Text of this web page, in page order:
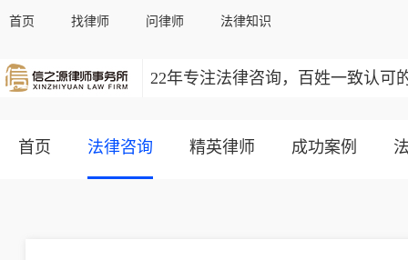
首页 找律师 问律师 法律知识
22年专注法律咨询，百姓一致认可
首页 法律咨询 精英律师 成功案例